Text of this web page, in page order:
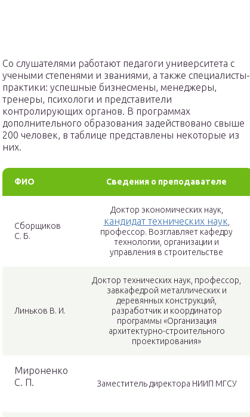
Со слушателями работают педагоги университета с
учеными степенями и званиями, а также специалисты-
практики: успешные бизнесмены, менеджеры,
тренеры, психологи и представители
контролирующих органов. В программах
дополнительного образования задействовано свыше
200 человек, в таблице представлены некоторые из
них.
ФИО Сведения о преподавателе
Сборщиков
С. Б.
Доктор экономических наук,
кандидат технических наук
профессор. Возглавляет кафедру
технологии, организации и
управления в строительстве
Линьков В. И.
Доктор технических наук, профессор,
завкафедрой металлических и
деревянных конструкций,
разработчик и координатор
программы «Организация
архитектурно-строительного
проектирования»
Мироненко
С. П.
Заместитель директора НИИП МГСУ